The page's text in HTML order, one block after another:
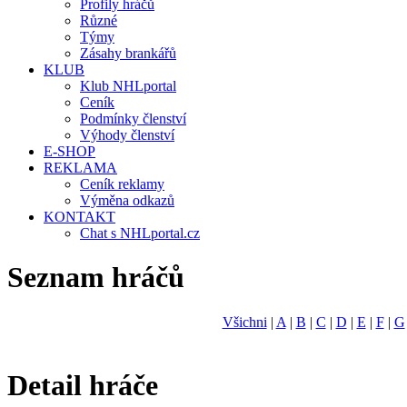
Profily hráčů
Různé
Týmy
Zásahy brankářů
KLUB
Klub NHLportal
Ceník
Podmínky členství
Výhody členství
E-SHOP
REKLAMA
Ceník reklamy
Výměna odkazů
KONTAKT
Chat s NHLportal.cz
Seznam hráčů
Všichni | A | B | C | D | E | F| G
Detail hráče